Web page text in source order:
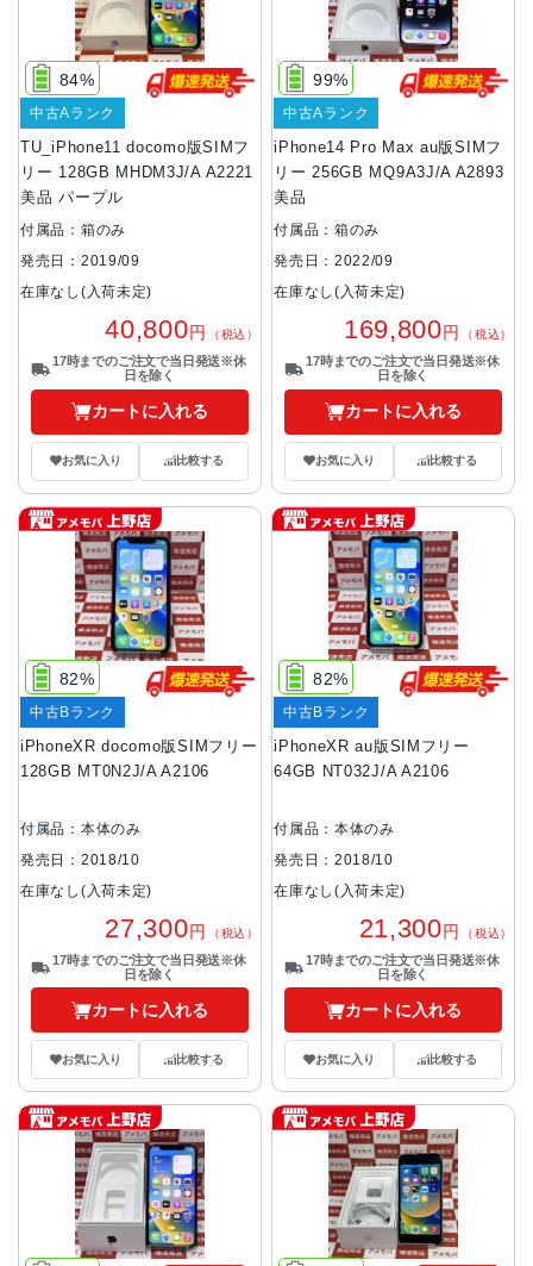
TU_iPhone11 docomo版SIMフ
リー 128GB MHDM3J/A A2221
美品 パープル
84%
中古Aランク
付属品：箱のみ
発売日：2019/09
在庫なし(入荷未定)
40,800円 （税込）
17時までのご注文で当日発送※休
日を除く
カートに入れる
お気に入り 比較する
iPhone14 Pro Max au版SIMフ
リー 256GB MQ9A3J/A A2893
美品
99%
中古Aランク
付属品：箱のみ
発売日：2022/09
在庫なし(入荷未定)
169,800円 （税込）
17時までのご注文で当日発送※休
日を除く
カートに入れる
お気に入り 比較する
iPhoneXR docomo版SIMフリー
128GB MT0N2J/A A2106
82%
中古Bランク
付属品：本体のみ
発売日：2018/10
在庫なし(入荷未定)
27,300円 （税込）
17時までのご注文で当日発送※休
日を除く
カートに入れる
お気に入り 比較する
iPhoneXR au版SIMフリー
64GB NT032J/A A2106
82%
中古Bランク
付属品：本体のみ
発売日：2018/10
在庫なし(入荷未定)
21,300円 （税込）
17時までのご注文で当日発送※休
日を除く
カートに入れる
お気に入り 比較する